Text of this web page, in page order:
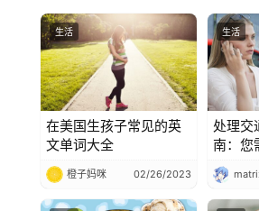
生活
在美国生孩子常见的英
文单词大全
橙子妈咪 02/26/2023
生活
处理交
南：您
事项